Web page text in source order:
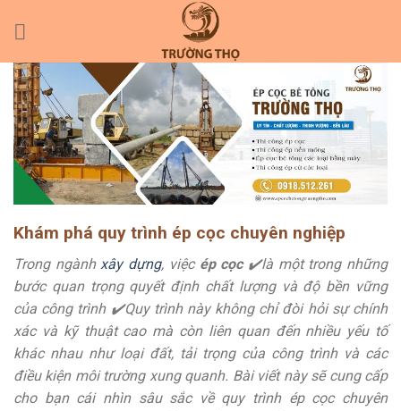
Khám phá quy trình ép cọc chuyên nghiệp
Trong ngành xây dựng, việc ép cọc✔️là một trong những
bước quan trọng quyết định chất lượng và độ bền vững
của công trình ✔️Quy trình này không chỉ đòi hỏi sự chính
xác và kỹ thuật cao mà còn liên quan đến nhiều yếu tố
khác nhau như loại đất, tải trọng của công trình và các
điều kiện môi trường xung quanh. Bài viết này sẽ cung cấp
cho bạn cái nhìn sâu sắc về quy trình ép cọc chuyên